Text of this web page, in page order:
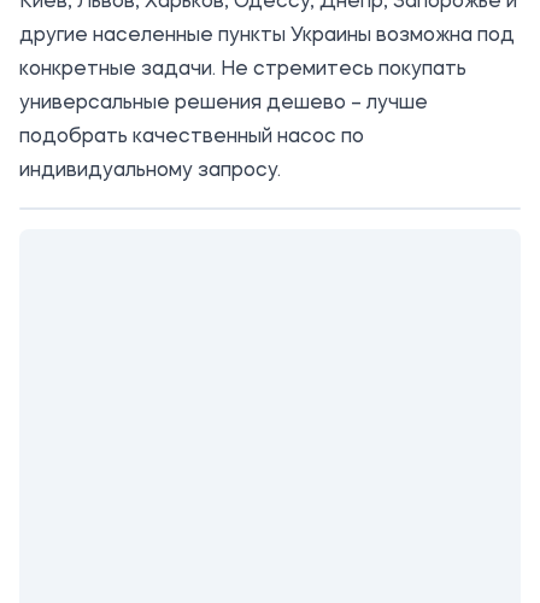
другие населенные пункты Украины возможна под
конкретные задачи. Не стремитесь покупать
универсальные решения дешево – лучше
подобрать качественный насос по
индивидуальному запросу.